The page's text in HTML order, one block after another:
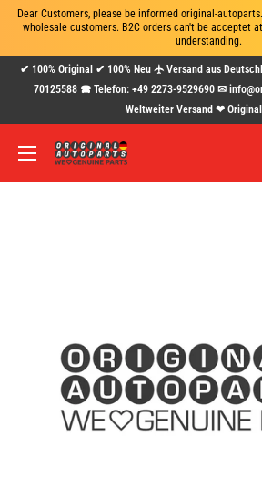
Dear Customers, please be informed original-
wholesale customers. B2C orders can't be acceptet
understanding.
Direkt✔ 100% Original ✔ 100% Neu 🛧 Versand aus
70125588 🕿 Telefon: +49 2273-9529690 ✉
Weltweiter Versand ❤
www.original-